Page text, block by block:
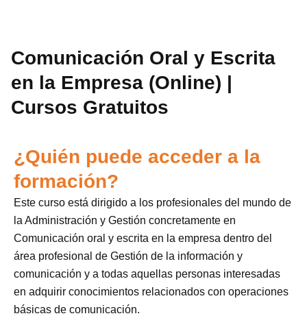
Comunicación Oral y Escrita
en la Empresa (Online) |
Cursos Gratuitos
¿Quién puede acceder a la
formación?
Este curso está dirigido a los profesionales del mundo de
la Administración y Gestión concretamente en
Comunicación oral y escrita en la empresa dentro del
área profesional de Gestión de la información y
comunicación y a todas aquellas personas interesadas
en adquirir conocimientos relacionados con operaciones
básicas de comunicación.